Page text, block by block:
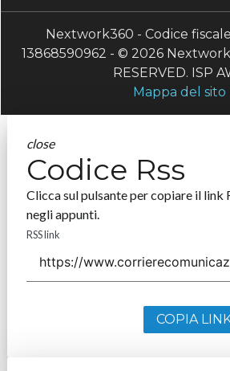
Nextwork360 - Codice
13868590962 - © 2026
RESERVED. ISP
Mappa del sito
close
Codice Rss
Clicca sul pulsante per copiare il link
negli appunti.
RSS link
COPIA